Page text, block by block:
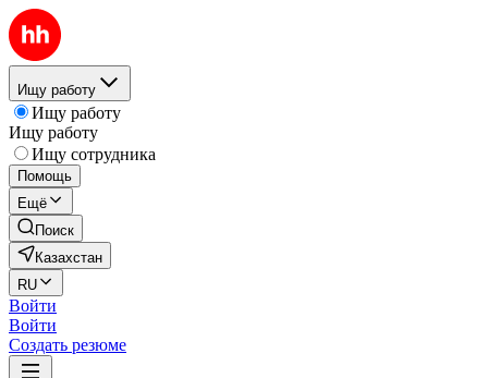
Ищу работу
Ищу работу
Ищу работу
Ищу сотрудника
Помощь
Ещё
Поиск
Казахстан
RU
Войти
Войти
Создать резюме